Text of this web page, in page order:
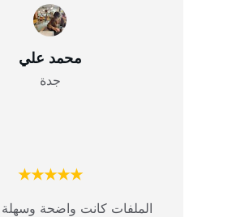
الملفات كانت واضحة وسهلة
محمد علي
جدة
★★★★★